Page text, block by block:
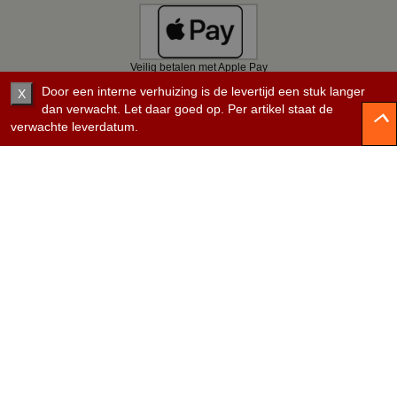
Veilig betalen met Apple Pay
X
Door een interne verhuizing is de levertijd een stuk langer
dan verwacht. Let daar goed op. Per artikel staat de
verwachte leverdatum.